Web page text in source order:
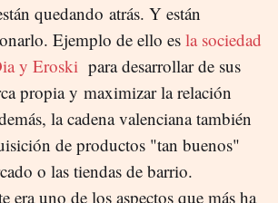
quedando atrás. Y están
Ejemplo de ello es la sociedad
y Eroski para desarrollar de sus
propia y maximizar la relación
la cadena valenciana también
de productos "tan buenos"
o las tiendas de barrio.
era uno de los aspectos que más ha